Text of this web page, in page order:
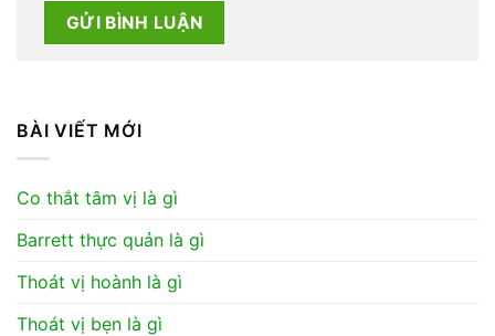
BÀI VIẾT MỚI
Co thắt tâm vị là gì
Barrett thực quản là gì
Thoát vị hoành là gì
Thoát vị bẹn là gì